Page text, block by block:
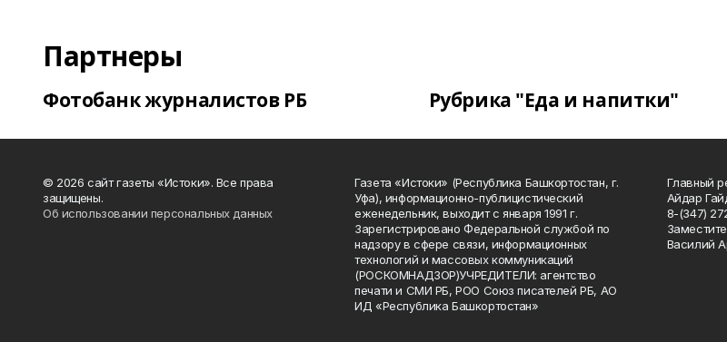
Партнеры
Фотобанк журналистов РБ Рубрика "Еда и напитки"
© 2026 сайт газеты «Истоки». Все права
защищены.
Об использовании персональных данных
Газета «Истоки» (Республика Башкортостан, г.
Уфа), информационно-публицистический
еженедельник, выходит с января 1991 г.
Зарегистрировано Федеральной службой по
надзору в сфере связи, информационных
технологий и массовых коммуникаций
(РОСКОМНАДЗОР)УЧРЕДИТЕЛИ: агентство
печати и СМИ РБ, РОО Союз писателей РБ, АО
ИД «Республика Башкортостан»
Главный
Айдар
8-(347)
Василий